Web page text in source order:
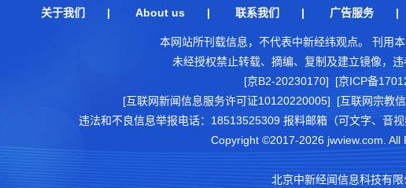
关于我们 | About us| 联系我们 | 广告服务
本网站所刊载信息，不代表中新经纬观点。 刊用
未经授权禁止转载、摘编、复制及建立镜像，
[京B2-20230170] [京ICP备
[互联网新闻信息服务许可证10120220005]
[互联网宗教
违法和不良信息举报电话：18513525309 报料邮箱（可文字、音
Copyright ©2017-2026 jwview.com. All
北京中新经闻信息科技有限